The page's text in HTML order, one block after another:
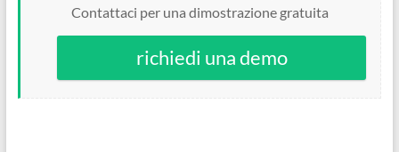
Contattaci per una dimostrazione gratuita
richiedi una demo